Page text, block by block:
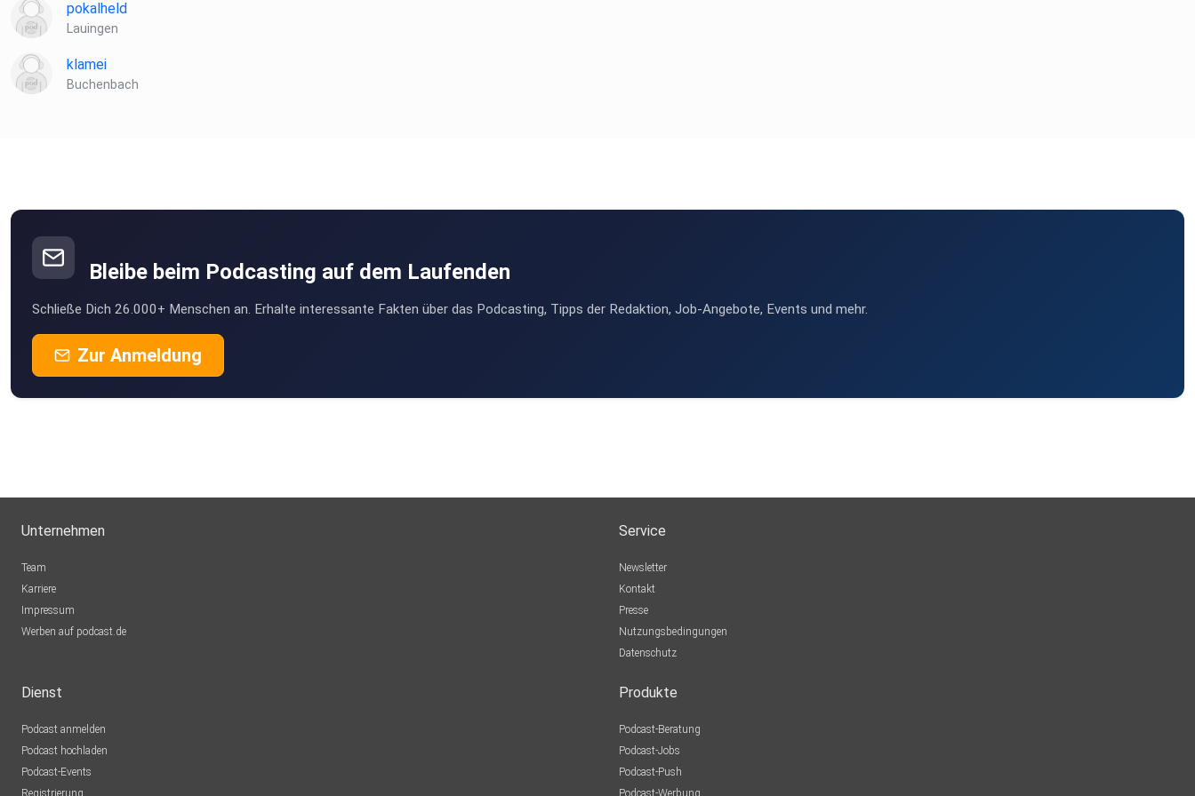
pokalheld
Lauingen
klamei
Buchenbach
Bleibe beim Podcasting auf dem Laufenden
Schließe Dich 26.000+ Menschen an. Erhalte interessante Fakten über das Podcasting, Tipps der Redaktion, Job-Angebote, Events und mehr.
Zur Anmeldung
Unternehmen
Team
Karriere
Impressum
Werben auf podcast.de
Service
Newsletter
Kontakt
Presse
Nutzungsbedingungen
Datenschutz
Dienst
Podcast anmelden
Podcast hochladen
Podcast-Events
Registrierung
Produkte
Podcast-Beratung
Podcast-Jobs
Podcast-Push
Podcast-Werbung